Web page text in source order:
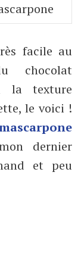
facile au
chocolat
la texture
le voici !
dernier
et peu